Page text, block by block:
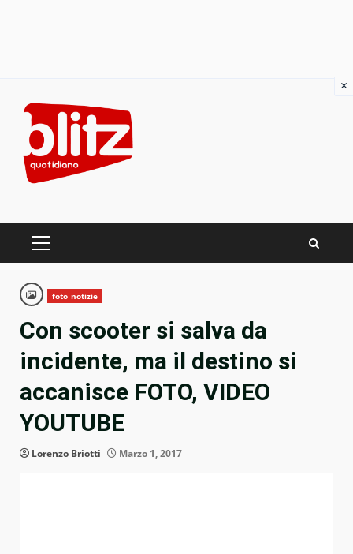
content
PRIMARY
foto notizie
Con scooter si salva da
incidente, ma il destino si
accanisce FOTO, VIDEO
YOUTUBE
Lorenzo Briotti Marzo 1, 2017
×